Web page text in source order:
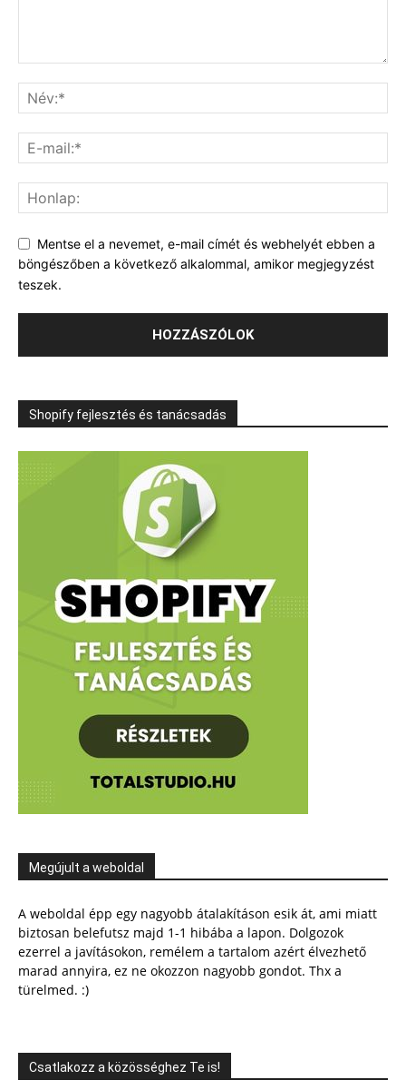
Mentse el a nevemet, e-mail címét és webhelyét ebben a
böngészőben a következő alkalommal, amikor megjegyzést
teszek.
Shopify fejlesztés és tanácsadás
Megújult a weboldal
A weboldal épp egy nagyobb átalakításon esik át, ami miatt
biztosan belefutsz majd 1-1 hibába a lapon. Dolgozok
ezerrel a javításokon, remélem a tartalom azért élvezhető
marad annyira, ez ne okozzon nagyobb gondot. Thx a
türelmed. :)
Csatlakozz a közösséghez Te is!